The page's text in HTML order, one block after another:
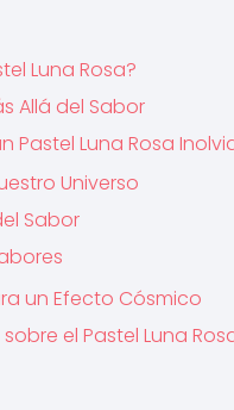
Luna Rosa?
Allá del Sabor
Pastel Luna Rosa
Universo
Sabor
un Efecto Cósmico
el Pastel Luna